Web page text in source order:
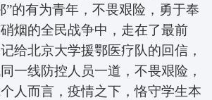
”的有为青年，不畏艰险，勇于奉
烟的全民战争中，走在了最前
给北京大学援鄂医疗队的回信，
一线防控人员一道，不畏艰险，
人而言，疫情之下，恪守学生本